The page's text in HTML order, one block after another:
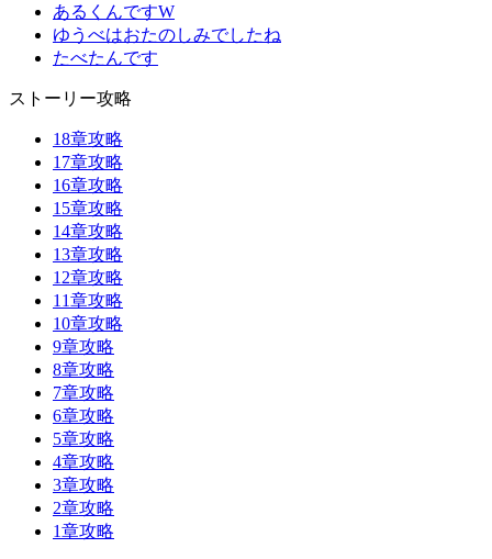
あるくんですW
ゆうべはおたのしみでしたね
たべたんです
ストーリー攻略
18章攻略
17章攻略
16章攻略
15章攻略
14章攻略
13章攻略
12章攻略
11章攻略
10章攻略
9章攻略
8章攻略
7章攻略
6章攻略
5章攻略
4章攻略
3章攻略
2章攻略
1章攻略